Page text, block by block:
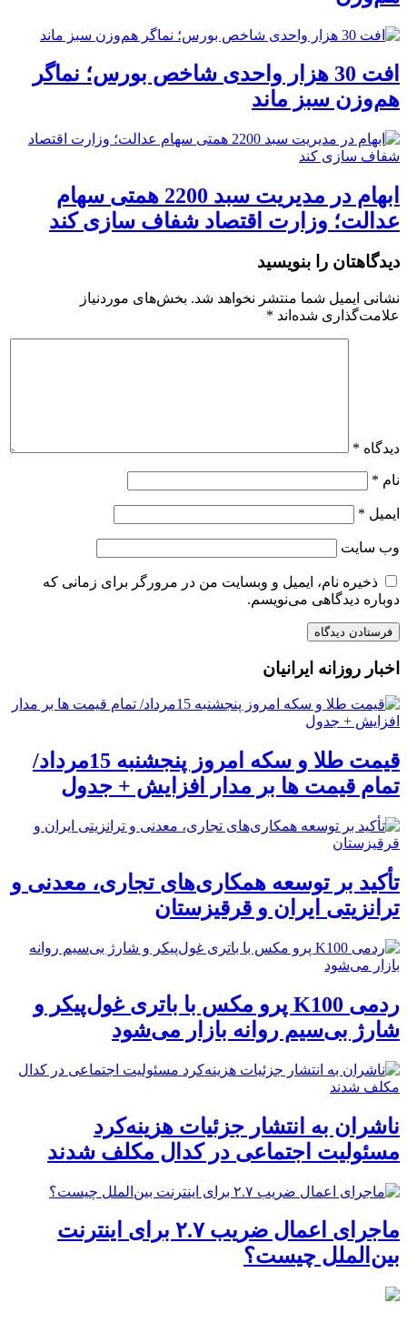
افت 30 هزار واحدی شاخص بورس؛ نماگر
هم‌وزن سبز ماند
ابهام در مدیریت سبد 2200 همتی سهام
عدالت؛ وزارت اقتصاد شفاف سازی کند
دیدگاهتان را بنویسید
نشانی ایمیل شما منتشر نخواهد شد. بخش‌های موردنیاز
علامت‌گذاری شده‌اند *
دیدگاه *
نام *
ایمیل *
وب‌ سایت
ذخیره نام، ایمیل و وبسایت من در مرورگر برای زمانی که
دوباره دیدگاهی می‌نویسم.
اخبار روزانه ایرانیان
قیمت طلا و سکه امروز پنجشنبه 15مرداد/
تمام قیمت ها بر مدار افزایش + جدول
تأکید بر توسعه همکاری‌های تجاری، معدنی و
ترانزیتی ایران و قرقیزستان
ردمی K100 پرو مکس با باتری غول‌پیکر و
شارژ بی‌سیم روانه بازار می‌شود
ناشران به انتشار جزئیات هزینه‌کرد
مسئولیت اجتماعی در کدال مکلف شدند
ماجرای اعمال ضریب ۲.۷ برای اینترنت
بین‌الملل چیست؟